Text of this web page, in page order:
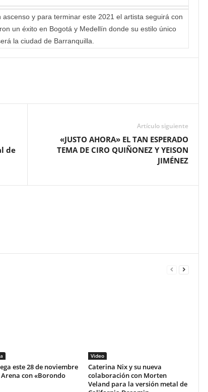
ascenso y para terminar este 2021 el artista seguirá con
un éxito en Bogotá y Medellín donde su estilo único
la ciudad de Barranquilla.
de
Artículo siguiente
«JUSTO AHORA» EL TAN ESPERADO
TEMA DE CIRO QUIÑONEZ Y YEISON
JIMÉNEZ
este 28 de noviembre
con «Borondo
Video
Caterina Nix y su nueva
colaboración con Morten
Veland para la versión metal de